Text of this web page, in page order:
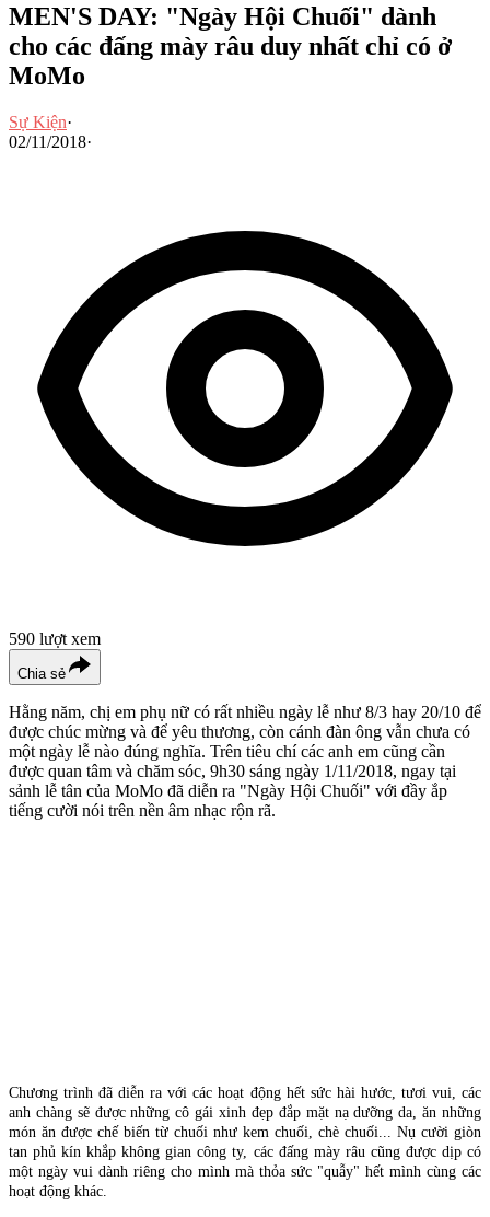
MEN'S DAY: "Ngày Hội Chuối" dành
cho các đấng mày râu duy nhất chỉ có ở
MoMo
Sự Kiện·
02/11/2018·
590 lượt xem
Chia sẻ
Hằng năm, chị em phụ nữ có rất nhiều ngày lễ như 8/3 hay 20/10 để
được chúc mừng và để yêu thương, còn cánh đàn ông vẫn chưa có
một ngày lễ nào đúng nghĩa. Trên tiêu chí các anh em cũng cần
được quan tâm và chăm sóc, 9h30 sáng ngày 1/11/2018, ngay tại
sảnh lễ tân của MoMo đã diễn ra "Ngày Hội Chuối" với đầy ắp
tiếng cười nói trên nền âm nhạc rộn rã.
Chương trình đã diễn ra với các hoạt động hết sức hài hước, tươi vui, các
anh chàng sẽ được những cô gái xinh đẹp đắp mặt nạ dưỡng da, ăn những
món ăn được chế biến từ chuối như kem chuối, chè chuối... Nụ cười giòn
tan phủ kín khắp không gian công ty, các đấng mày râu cũng được dịp có
một ngày vui dành riêng cho mình mà thỏa sức "quẫy" hết mình cùng các
hoạt động khác.